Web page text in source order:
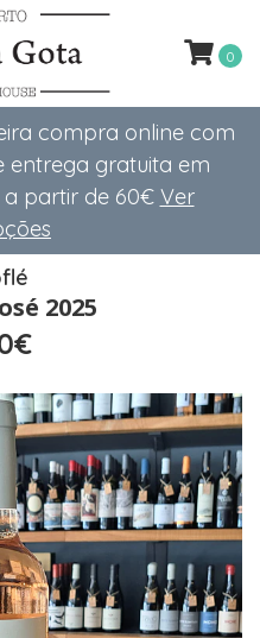
compra online com
entrega gratuita em
a partir de 60€ Ver
0
2025